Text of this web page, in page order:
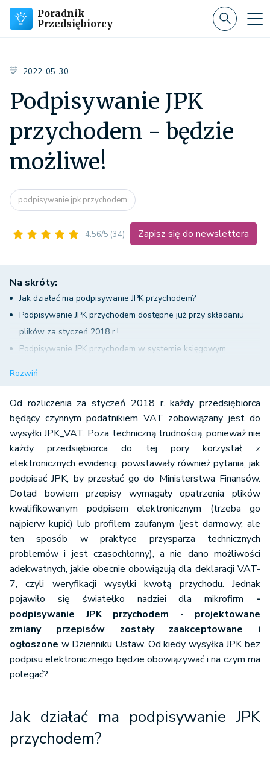
Poradnik
Przedsiębiorcy
2022-05-30
Podpisywanie JPK
przychodem - będzie
możliwe!
podpisywanie jpk przychodem
4.56/5 (34) Zapisz się do newslettera
Na skróty:
Jak działać ma podpisywanie JPK przychodem?
Podpisywanie JPK przychodem dostępne już przy składaniu
plików za styczeń 2018 r.!
Podpisywanie JPK przychodem w systemie księgowym
Podpisywanie JPK można powierzyć osobom upoważnionym
Kto nie boi się kosztów wybierze swój podpis elektroniczny
Rozwiń
Od rozliczenia za styczeń 2018 r. każdy przedsiębiorca
będący czynnym podatnikiem VAT zobowiązany jest do
wysyłki JPK_VAT. Poza techniczną trudnością, ponieważ nie
każdy przedsiębiorca do tej pory korzystał z
elektronicznych ewidencji, powstawały również pytania, jak
podpisać JPK, by przesłać go do Ministerstwa Finansów.
Dotąd bowiem przepisy wymagały opatrzenia plików
kwalifikowanym podpisem elektronicznym (trzeba go
najpierw kupić) lub profilem zaufanym (jest darmowy, ale
ten sposób w praktyce przysparza technicznych
problemów i jest czasochłonny), a nie dano możliwości
adekwatnych, jakie obecnie obowiązują dla deklaracji VAT-
7, czyli weryfikacji wysyłki kwotą przychodu. Jednak
pojawiło się światełko nadziei dla mikrofirm -
podpisywanie JPK przychodem - projektowane
zmiany przepisów
zostały zaakceptowane i
ogłoszone w Dzienniku Ustaw. Od kiedy wysyłka JPK bez
podpisu elektronicznego będzie obowiązywać i na czym ma
polegać?
Jak działać ma podpisywanie JPK
przychodem?